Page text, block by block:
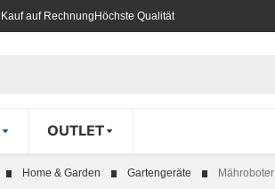
Kauf auf Rechnung Höchste Qualität
OUTLET
Home & Garden Gartengeräte Mähroboter